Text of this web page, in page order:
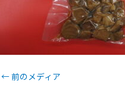
←前のメディア